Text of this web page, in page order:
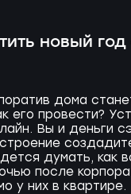
новый год
дома
его провести?
Вы и деньги
думать, как
после
у них в квартире.